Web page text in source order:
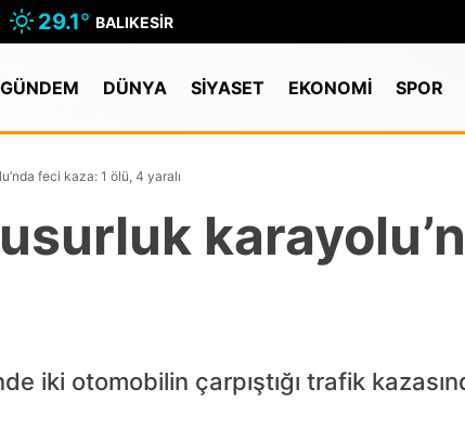
29.1° BALIKESIR
GÜNDEM DÜNYA SİYASET EKONOMİ SPOR
feci kaza: 1 ölü, 4 yaralı
iki otomobilin çarpıştığı trafik